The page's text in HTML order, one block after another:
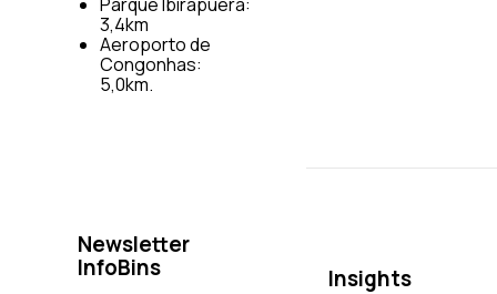
3,4km
Aeroporto de
Congonhas:
5,0km.
Newsletter
InfoBins
Insights